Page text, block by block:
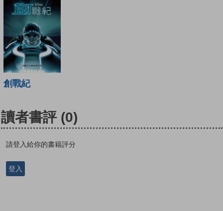
創戰紀
讀者書評 (0)
請登入給你的書籍評分
登入